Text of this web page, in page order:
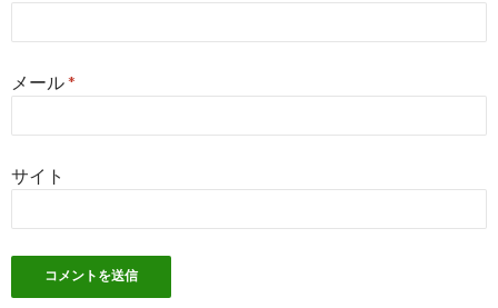
メール*
サイト